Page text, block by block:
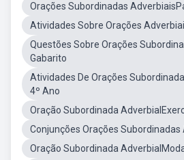
Orações Subordinadas
Atividades Sobre Orações
Questões Sobre Orações
Gabarito
Atividades De Orações
4º Ano
Oração Subordinada
Conjunções Orações Subordinadas
Oração Subordinada